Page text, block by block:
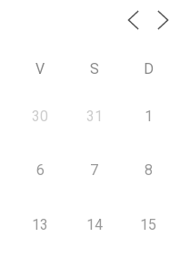
V S D
30 31 1
6 7 8
13 14 15